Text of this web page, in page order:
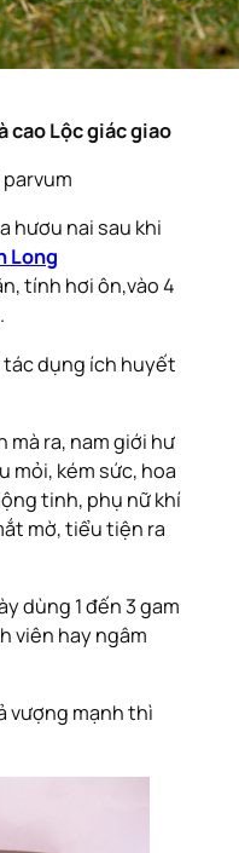
cao Lộc giác giao
hươu nai sau khi
Long
tính hơi ôn,vào 4
tác dụng ích huyết
mà ra, nam giới hư
mỏi, kém sức, hoa
tinh, phụ nữ khí
mờ, tiểu tiện ra
dùng 1 đến 3 gam
viên hay ngâm
vượng mạnh thì